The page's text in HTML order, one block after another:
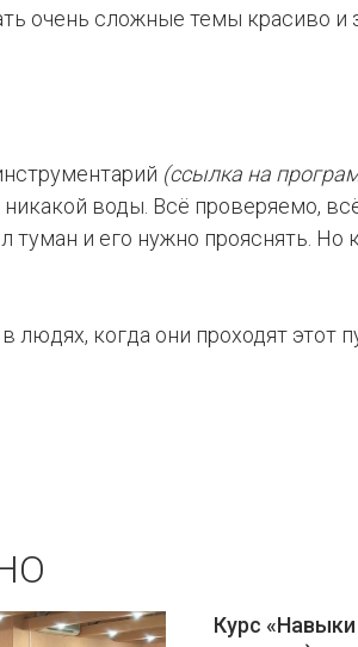
очень сложные темы красиво и
(ссылка на
воды. Всё проверяемо,
и его нужно прояснять. Но
людях, когда они проходят этот
Курс